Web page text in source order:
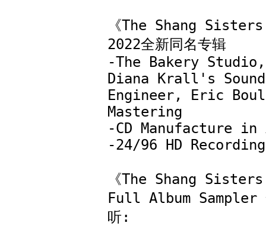
《The Shang
2022全新同名专辑
-The Bakery
Diana Krall's Sound
Engineer, Eric
Mastering
-CD Manufacture
-24/96 HD Recording
《The Shang
Full Album Sampler
听: